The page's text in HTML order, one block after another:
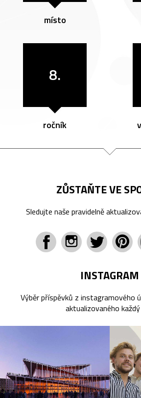
místo
8.
ročník
ZŮSTAŇTE VE
Sledujte naše pravidelně
INSTAGRAM
Výběr příspěvků z instagramového
aktualizovaného